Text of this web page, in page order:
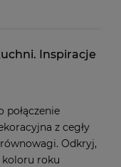
Inspiracje
połączenie
z cegły
Odkryj,
koloru roku